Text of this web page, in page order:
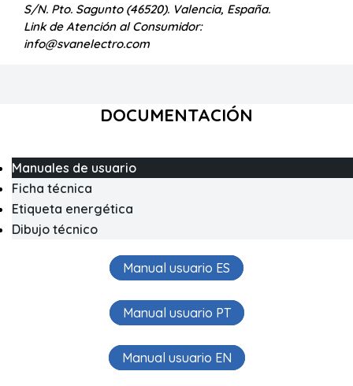
S/N. Pto. Sagunto (46520). Valencia, España.
Link de Atención al Consumidor:
info@svanelectro.com
DOCUMENTACIÓN
Manuales de usuario
Ficha técnica
Etiqueta energética
Dibujo técnico
Manual usuario ES
Manual usuario PT
Manual usuario EN